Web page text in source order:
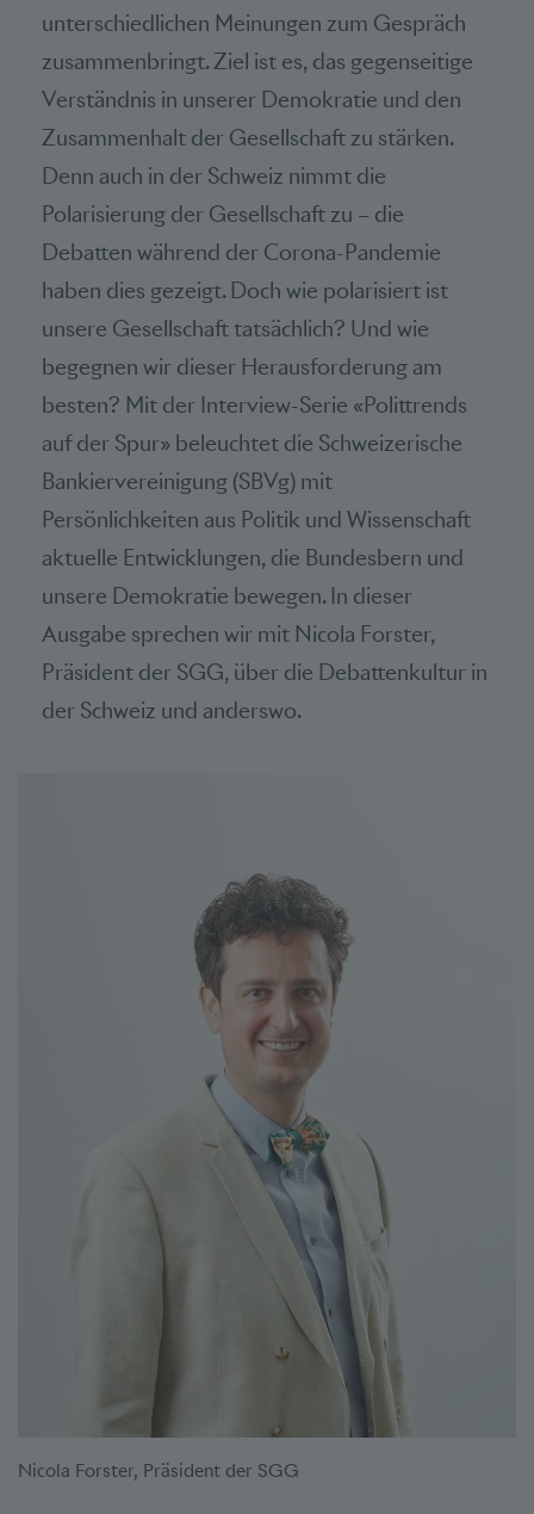
Nicola Forster, Präsident der SGG
unterschiedlichen Meinungen zum Gespräch
zusammenbringt. Ziel ist es, das gegenseitige
Verständnis in unserer Demokratie und den
Zusammenhalt der Gesellschaft zu stärken.
Denn auch in der Schweiz nimmt die
Polarisierung der Gesellschaft zu – die
Debatten während der Corona-Pandemie
haben dies gezeigt. Doch wie polarisiert ist
unsere Gesellschaft tatsächlich? Und wie
begegnen wir dieser Herausforderung am
besten? Mit der Interview-Serie «Polittrends
auf der Spur» beleuchtet die Schweizerische
Bankiervereinigung (SBVg) mit
Persönlichkeiten aus Politik und Wissenschaft
aktuelle Entwicklungen, die Bundesbern und
unsere Demokratie bewegen. In dieser
Ausgabe sprechen wir mit Nicola Forster,
Präsident der SGG, über die Debattenkultur in
der Schweiz und anderswo.